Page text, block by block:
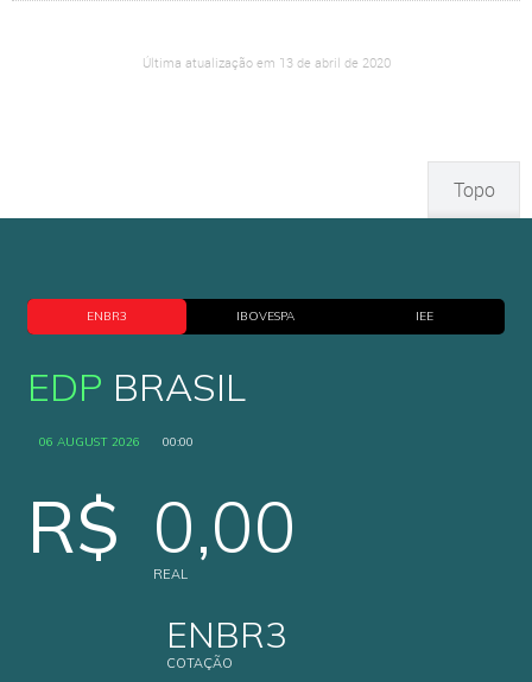
Última atualização em 13 de abril de 2020
Topo
ENBR3 IBOVESPA IEE
EDP BRASIL
06 AUGUST 2026 00:00
R$ 0,00
REAL
ENBR3
COTAÇÃO